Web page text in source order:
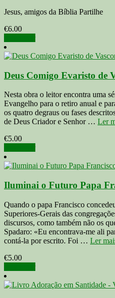
Jesus, amigos da Bíblia Partilhe
€6.00
Deus Comigo Evaristo de
Nesta obra o leitor encontra uma
Evangelho para o retiro anual e
os quatro degraus ou fases
de Deus Criador e Senhor … Ler
€5.00
Iluminai o Futuro Papa
Quando o papa Francisco
Superiores-Gerais das
discursos, como também não os
Spadaro: «Eu encontrava-me ali
contá-la por escrito. Foi … Ler
€5.00